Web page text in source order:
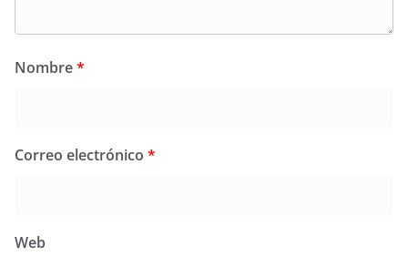
Nombre*
Correo electrónico *
Web